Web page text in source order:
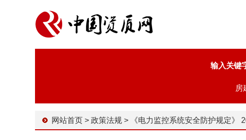
输入关键
房
网站首页 > 政策法规 > 《电力监控系统安全防护规定》 2024年